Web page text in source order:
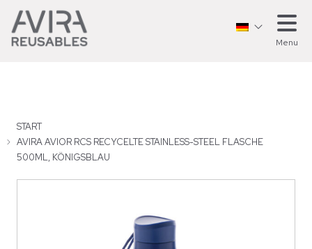
Menu
START
AVIRA AVIOR RCS RECYCELTE STAINLESS-STEEL FLASCHE
500ML, KÖNIGSBLAU